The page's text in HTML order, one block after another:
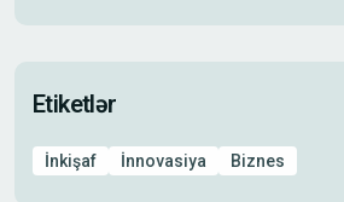
Etiketlər
İnkişaf İnnovasiya Biznes